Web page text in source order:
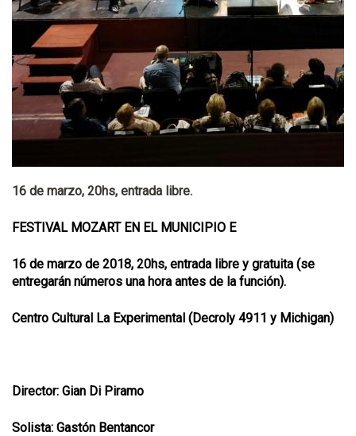
16 de marzo, 20hs, entrada libre.
FESTIVAL MOZART EN EL MUNICIPIO E
16 de marzo de 2018, 20hs, entrada libre y gratuita (se
entregarán números una hora antes de la función).
Centro Cultural La Experimental (Decroly 4911 y Michigan)
Director: Gian Di Piramo
Solista: Gastón Bentancor